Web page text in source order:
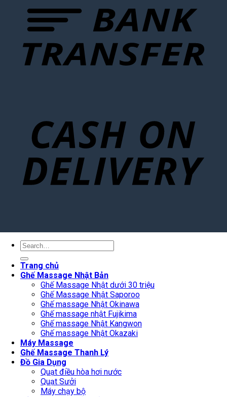
Search
Trang chủ
Ghế Massage Nhật Bản
Ghế Massage Nhật dưới 30 triệu
Ghế Massage Nhật Saporoo
Ghế massage Nhật Okinawa
Ghế massage nhật Fujikima
Ghế massage Nhật Kangwon
Ghế massage Nhật Okazaki
Máy Massage
Ghế Massage Thanh Lý
Đồ Gia Dụng
Quạt điều hòa hơi nước
Quạt Sưởi
Máy chạy bộ